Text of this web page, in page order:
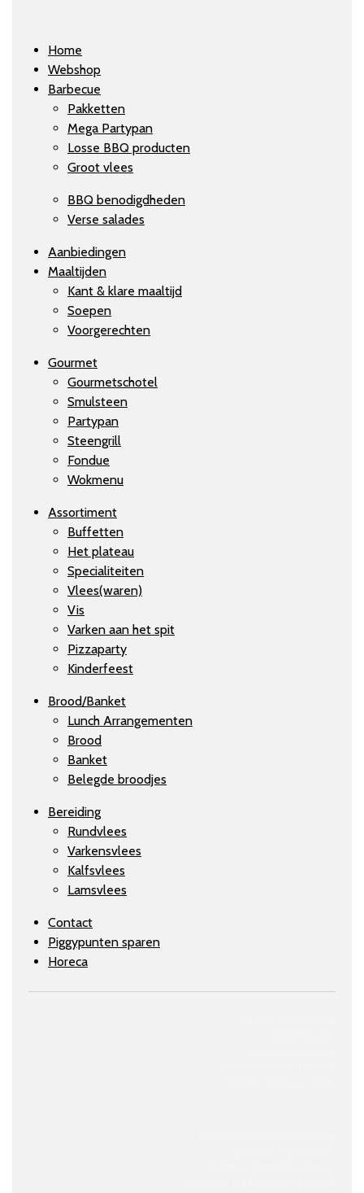
Home
Webshop
Barbecue
Pakketten
Mega Partypan
Losse BBQ producten
Groot vlees
BBQ benodigdheden
Verse salades
Aanbiedingen
Maaltijden
Kant & klare maaltijd
Soepen
Voorgerechten
Gourmet
Gourmetschotel
Smulsteen
Partypan
Steengrill
Fondue
Wokmenu
Assortiment
Buffetten
Het plateau
Specialiteiten
Vlees(waren)
Vis
Varken aan het spit
Pizzaparty
Kinderfeest
Brood/Banket
Lunch Arrangementen
Brood
Banket
Belegde broodjes
Bereiding
Rundvlees
Varkensvlees
Kalfsvlees
Lamsvlees
Contact
Piggypunten sparen
Horeca